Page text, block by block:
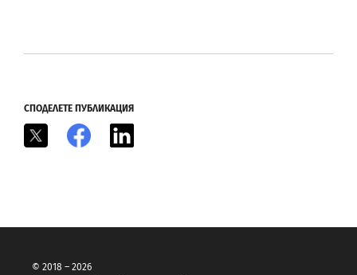
СПОДЕЛЕТЕ ПУБЛИКАЦИЯ
Facebook
© 2018 – 2026